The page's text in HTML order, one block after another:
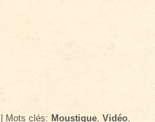
| Mots clés: Moustique,Vidéo,